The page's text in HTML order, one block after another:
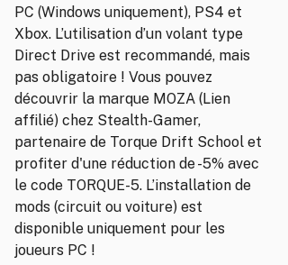
PC (Windows uniquement), PS4 et
Xbox. L’utilisation d’un volant type
Direct Drive est recommandé, mais
pas obligatoire ! Vous pouvez
découvrir la marque MOZA (Lien
affilié) chez Stealth-Gamer,
partenaire de Torque Drift School et
profiter d'une réduction de -5% avec
le code TORQUE-5. L’installation de
mods (circuit ou voiture) est
disponible uniquement pour les
joueurs PC !